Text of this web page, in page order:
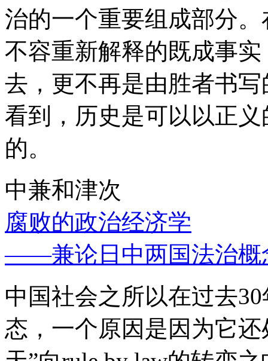
治的一个重要组成部分
不容重新解释的既成事
去，更不再是由胜者书
看到，历史是可以以正
的。
中兼和津次
腐败的政治经济学
——兼论日中两国法治概
中国社会之所以在过去
态，一个原因是因为它